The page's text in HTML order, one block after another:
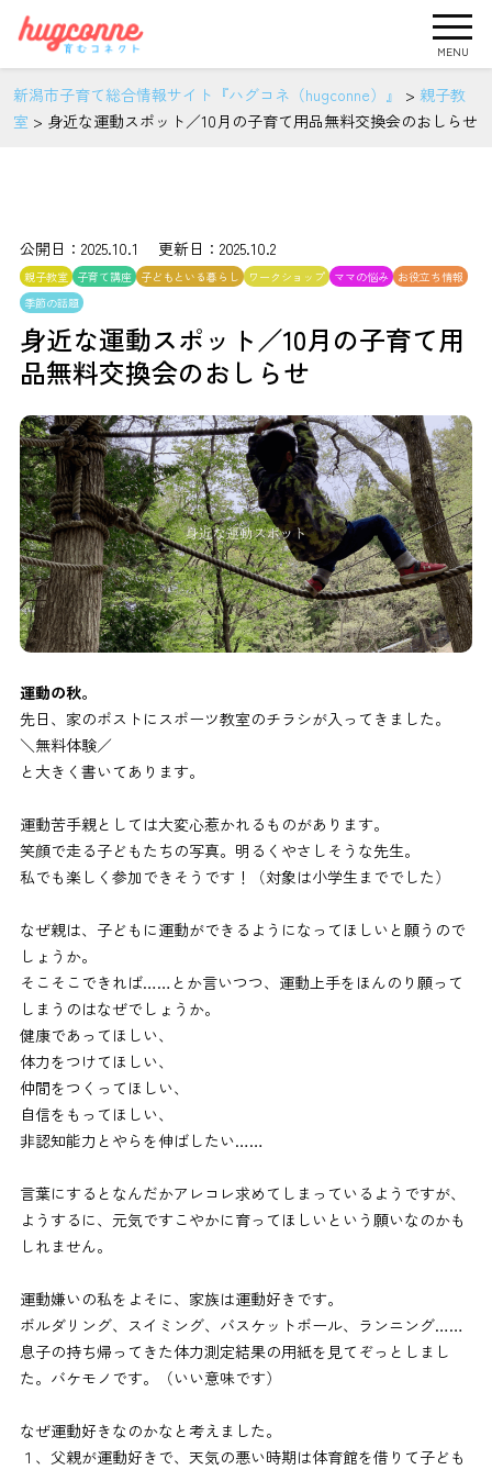
MENU
新潟市子育て総合情報サイト『ハグコネ（hugconne）』 > 親子教
室 > 身近な運動スポット／10月の子育て用品無料交換会のおしらせ
公開日：2025.10.1 更新日：2025.10.2
親子教室 子育て講座 子どもといる暮らし ワークショップ ママの悩み
お役立ち情報
季節の話題
身近な運動スポット／10月の子育て用
品無料交換会のおしらせ
運動の秋。
先日、家のポストにスポーツ教室のチラシが入ってきました。
＼無料体験／
と大きく書いてあります。
運動苦手親としては大変心惹かれるものがあります。
笑顔で走る子どもたちの写真。明るくやさしそうな先生。
私でも楽しく参加できそうです！（対象は小学生まででした）
なぜ親は、子どもに運動ができるようになってほしいと願うので
しょうか。
そこそこできれば……とか言いつつ、運動上手をほんのり願って
しまうのはなぜでしょうか。
健康であってほしい、
体力をつけてほしい、
仲間をつくってほしい、
自信をもってほしい、
非認知能力とやらを伸ばしたい……
言葉にするとなんだかアレコレ求めてしまっているようですが、
ようするに、元気ですこやかに育ってほしいという願いなのかも
しれません。
運動嫌いの私をよそに、家族は運動好きです。
ボルダリング、スイミング、バスケットボール、ランニング……
息子の持ち帰ってきた体力測定結果の用紙を見てぞっとしまし
た。バケモノです。（いい意味です）
なぜ運動好きなのかなと考えました。
１、父親が運動好きで、天気の悪い時期は体育館を借りて子ども